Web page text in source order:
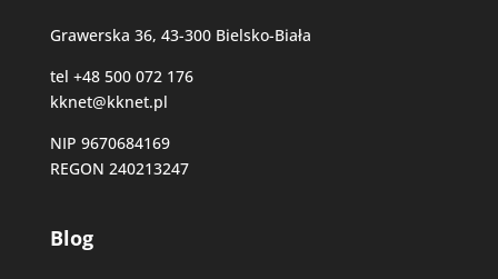
Grawerska 36, 43-300 Bielsko-Biała
tel +48 500 072 176
kknet@kknet.pl
NIP 9670684169
REGON 240213247
Blog